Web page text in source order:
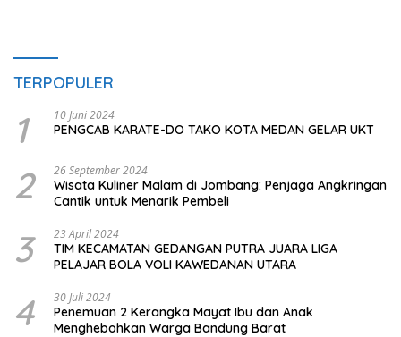
TERPOPULER
1 10 Juni 2024
PENGCAB KARATE-DO TAKO KOTA MEDAN GELAR UKT
2 26 September 2024
Wisata Kuliner Malam di Jombang: Penjaga Angkringan
Cantik untuk Menarik Pembeli
3 23 April 2024
TIM KECAMATAN GEDANGAN PUTRA JUARA LIGA
PELAJAR BOLA VOLI KAWEDANAN UTARA
4 30 Juli 2024
Penemuan 2 Kerangka Mayat Ibu dan Anak
Menghebohkan Warga Bandung Barat